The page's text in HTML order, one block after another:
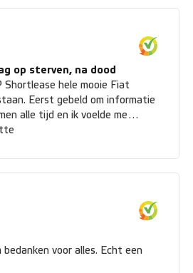
op sterven, na dood
Shortlease hele mooie Fiat
Eerst gebeld om informatie
alle tijd en ik voelde me
Een maand later genoeg
afstand.) Alles rondom de
en snel geregeld door Floris.
was ook erg fijn, de
bedanken voor alles. Echt een